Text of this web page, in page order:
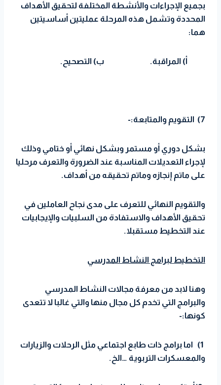
بجميع الإجراءات والأنشطة المختلفة لتحقيق الأهداف
المحددة وتشمل هذه المرحلة عمليتين أساسيتين
هما:
أ) المراقبة. ب) التصحيح.
7) التقويم والمتابعة:-
بشكل دوري أو مستمر وبشكل نهائي أو ختامي وذلك
لإجراء التعديلات المناسبة عند الضرورة والتعرف مرحليا
على ماتم إنجازه وماتم تحقيقه من أهداف.
والتقويم النهائي للتعرف على مدى نجاح العاملين في
تحقيق الأهداف والاستفادة من السلبيات والإيجابيات
عند التخطيط مستقبلا.
التخطيط لبرامج النشاط المدرسي
وهنا لابد من معرفة مجالات النشاط المدرسي
والبرامج التي تخدم كل مجال منها والتي غالبا لا تتعدى
كونها:-
1) اما برامج ذات طابع اجتماعي مثل الرحلات والزيارات
والمعسكرات التربوية …الخ.